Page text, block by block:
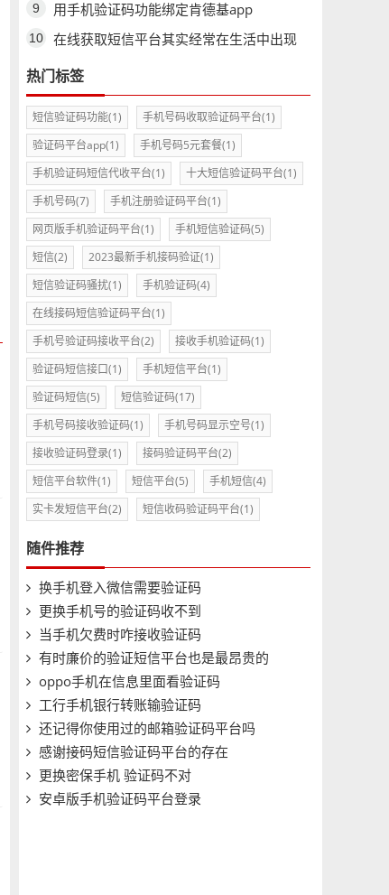
用手机验证码功能绑定肯德基app
在线获取短信平台其实经常在生活中出现
热门标签
短信验证码功能(1) 手机号码收取验证码平台(1)
验证码平台app(1) 手机号码5元套餐(1)
手机验证码短信代收平台(1) 十大短信验证码平台(1)
手机号码(7) 手机注册验证码平台(1)
网页版手机验证码平台(1) 手机短信验证码(5)
短信(2) 2023最新手机接码验证(1)
短信验证码骚扰(1) 手机验证码(4)
在线接码短信验证码平台(1)
手机号验证码接收平台(2) 接收手机验证码(1)
验证码短信接口(1) 手机短信平台(1)
验证码短信(5) 短信验证码(17)
手机号码接收验证码(1) 手机号码显示空号(1)
接收验证码登录(1) 接码验证码平台(2)
短信平台软件(1) 短信平台(5) 手机短信(4)
实卡发短信平台(2) 短信收码验证码平台(1)
随件推荐
换手机登入微信需要验证码
更换手机号的验证码收不到
当手机欠费时咋接收验证码
有时廉价的验证短信平台也是最昂贵的
oppo手机在信息里面看验证码
工行手机银行转账输验证码
还记得你使用过的邮箱验证码平台吗
感谢接码短信验证码平台的存在
更换密保手机 验证码不对
安卓版手机验证码平台登录